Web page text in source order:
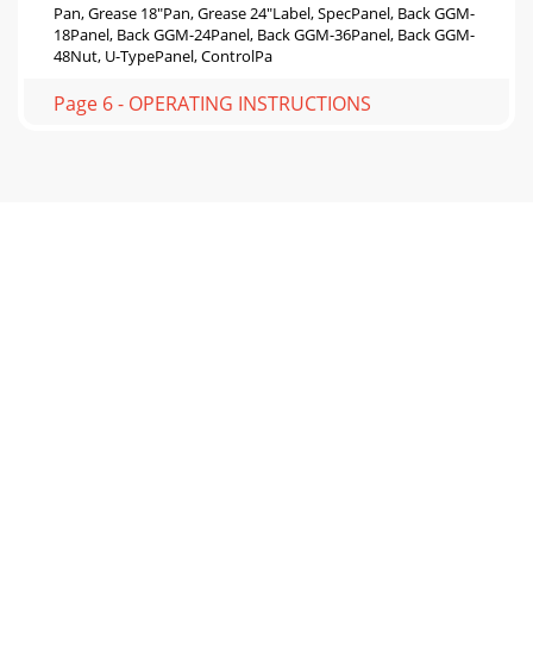
Pan, Grease 18"Pan, Grease 24"Label, SpecPanel, Back GGM-
18Panel, Back GGM-24Panel, Back GGM-36Panel, Back GGM-
48Nut, U-TypePanel, ControlPa
Page 6 - OPERATING INSTRUCTIONS